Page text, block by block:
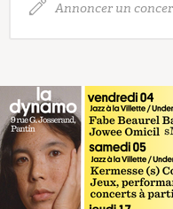
Annoncer un